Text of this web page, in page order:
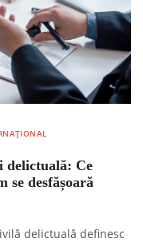
delictuală: Ce
se desfășoară
delictuală definesc